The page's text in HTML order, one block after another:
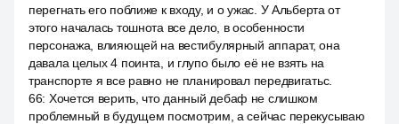
перегнать его поближе к входу, и о ужас. У Альберта от
этого началась тошнота все дело, в особенности
персонажа, влияющей на вестибулярный аппарат, она
давала целых 4 поинта, и глупо было её не взять на
транспорте я все равно не планировал передвигатьс.
66: Хочется верить, что данный дебаф не слишком
проблемный в будущем посмотрим, а сейчас перекусываю